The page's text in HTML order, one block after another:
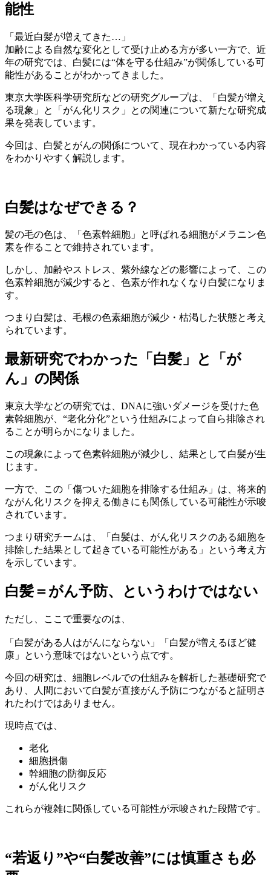
能性
「最近白髪が増えてきた…」
加齢による自然な変化として受け止める方が多い一方で、近
年の研究では、白髪には“体を守る仕組み”が関係している可
能性があることがわかってきました。
東京大学医科学研究所などの研究グループは、「白髪が増え
る現象」と「がん化リスク」との関連について新たな研究成
果を発表しています。
今回は、白髪とがんの関係について、現在わかっている内容
をわかりやすく解説します。
白髪はなぜできる？
髪の毛の色は、「色素幹細胞」と呼ばれる細胞がメラニン色
素を作ることで維持されています。
しかし、加齢やストレス、紫外線などの影響によって、この
色素幹細胞が減少すると、色素が作れなくなり白髪になりま
す。
つまり白髪は、毛根の色素細胞が減少・枯渇した状態と考え
られています。
最新研究でわかった「白髪」と「が
ん」の関係
東京大学などの研究では、DNAに強いダメージを受けた色
素幹細胞が、“老化分化”という仕組みによって自ら排除され
ることが明らかになりました。
この現象によって色素幹細胞が減少し、結果として白髪が生
じます。
一方で、この「傷ついた細胞を排除する仕組み」は、将来的
ながん化リスクを抑える働きにも関係している可能性が示唆
されています。
つまり研究チームは、「白髪は、がん化リスクのある細胞を
排除した結果として起きている可能性がある」という考え方
を示しています。
白髪＝がん予防、というわけではない
ただし、ここで重要なのは、
「白髪がある人はがんにならない」「白髪が増えるほど健
康」という意味ではないという点です。
今回の研究は、細胞レベルでの仕組みを解析した基礎研究で
あり、人間において白髪が直接がん予防につながると証明さ
れたわけではありません。
現時点では、
老化
細胞損傷
幹細胞の防御反応
がん化リスク
これらが複雑に関係している可能性が示唆された段階です。
“若返り”や“白髪改善”には慎重さも必